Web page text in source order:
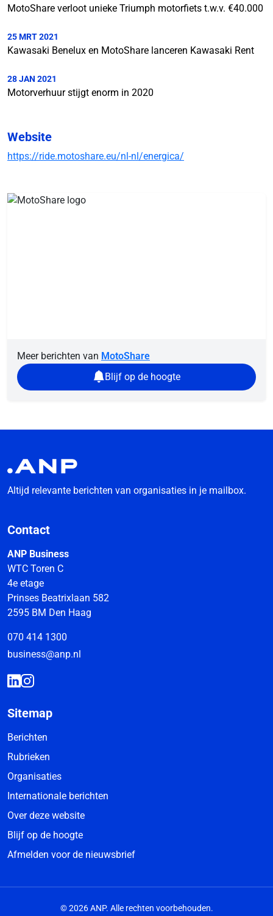
MotoShare verloot unieke Triumph motorfiets t.w.v. €40.000
25 MRT 2021
Kawasaki Benelux en MotoShare lanceren Kawasaki Rent
28 JAN 2021
Motorverhuur stijgt enorm in 2020
Website
https://ride.motoshare.eu/nl-nl/energica/
Meer berichten van MotoShare
Blijf op de hoogte
Altijd relevante berichten van organisaties in je mailbox.
Contact
ANP Business
WTC Toren C
4e etage
Prinses Beatrixlaan 582
2595 BM Den Haag
070 414 1300
business@anp.nl
Sitemap
Berichten
Rubrieken
Organisaties
Internationale berichten
Over deze website
Blijf op de hoogte
Afmelden voor de nieuwsbrief
© 2026 ANP. Alle rechten voorbehouden.